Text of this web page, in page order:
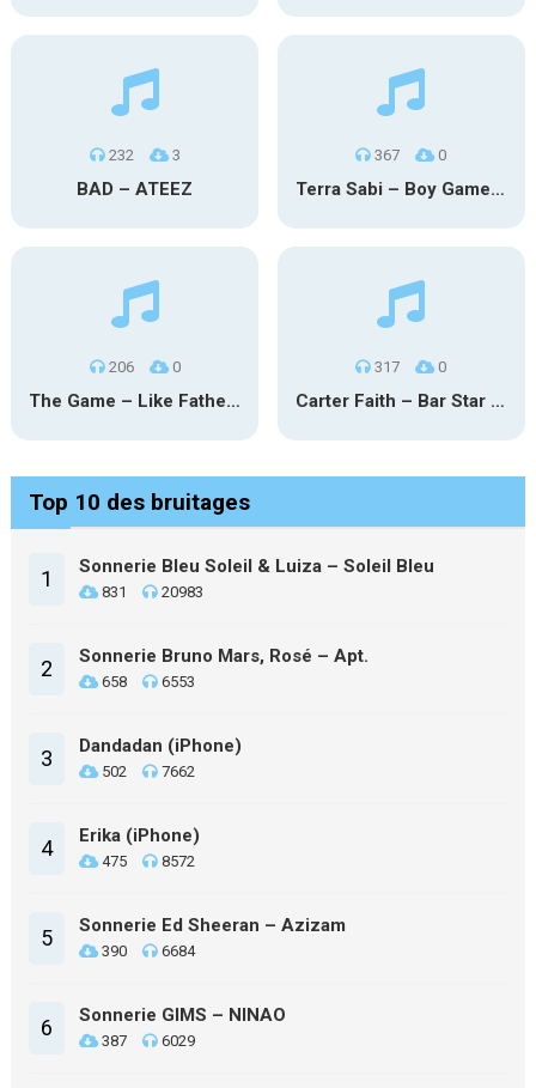
232 3
BAD – ATEEZ
367 0
Terra Sabi – Boy Game X Marcia Cruz
206 0
The Game – Like Father Like Daughter
317 0
Carter Faith – Bar Star Vevo
Top 10 des bruitages
1 Sonnerie Bleu Soleil & Luiza – Soleil Bleu
831 20983
2 Sonnerie Bruno Mars, Rosé – Apt.
658 6553
3 Dandadan (iPhone)
502 7662
4 Erika (iPhone)
475 8572
5 Sonnerie Ed Sheeran – Azizam
390 6684
6 Sonnerie GIMS – NINAO
387 6029